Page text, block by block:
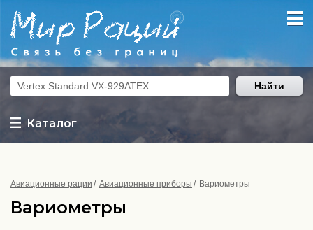
Каталог
Найти
Авиационные рации Авиационные приборы Вариометры
Вариометры